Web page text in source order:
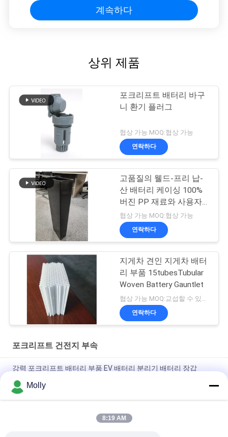
계속하다
상위 제품
포크리프트 배터리 바구
니 환기 플러그
협상 가능 MOQ:협상 가능
연락하다
고품질의 웰드-프리 납-
산 배터리 케이싱 100%
버진 PP 재료와 사용자
정의 가능한 크기 - BCI
박스
협상 가능 MOQ:협상 가능
연락하다
지게차 견인 지게차 배터
리 부품 15tubesTubular
Woven Battery Gauntlet
협상 가능 MOQ:교섭할 수 있습니다
연락하다
포크리프트 건전지 부속
강력 포크리프트 배터리 부품 EV 배터리 분리기 배터리 장갑
플라스틱 머리를 가진 직업적인 M10 견인 건전지 놀이쇠 나사 검
정 색깔
크기 M 포크리프트 건전지 부속, 건전지 환풍 마개 부유물 길이
Molly
8:19 AM